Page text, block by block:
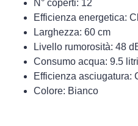
N° coperti: 12
Efficienza energetica:
Larghezza: 60 cm
Livello rumorosità: 48
Consumo acqua: 9.5 litri
Efficienza asciugatura:
Colore: Bianco